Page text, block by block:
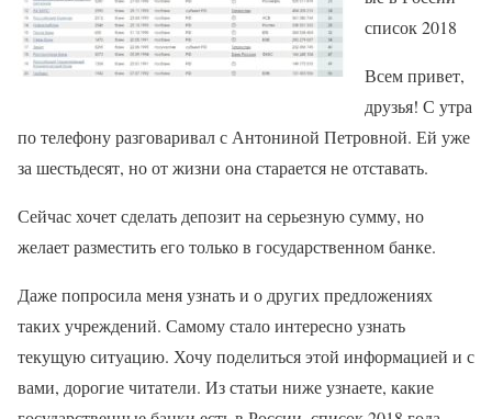
список 2018
Всем привет,
друзья! С утра
по телефону разговаривал с Антониной Петровной. Ей уже
за шестьдесят, но от жизни она старается не отставать.
Сейчас хочет сделать депозит на серьезную сумму, но
желает разместить его только в государственном банке.
Даже попросила меня узнать и о других предложениях
таких учреждений. Самому стало интересно узнать
текущую ситуацию. Хочу поделиться этой информацией и с
вами, дорогие читатели. Из статьи ниже узнаете, какие